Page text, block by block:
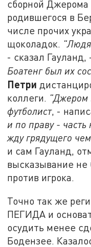
сборной Джерома
родившегося в
числе прочих
щоколадок.
- сказал Гауланд,
Боатенг был их
Петри
коллеги. "Джером
футболист, -
и по праву -
жду грядущего
и сам Гауланд,
высказывание не
против игрока.
Точно так же
ПЕГИДА и
осудить менее
Бодензее.